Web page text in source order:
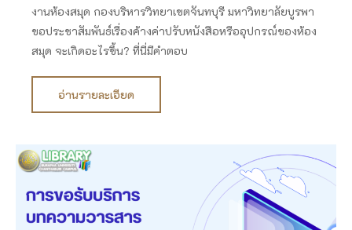
งานห้องสมุด กองบริหารวิทยาเขตจันทบุรี มหาวิทยาลัยบูรพา
ขอประชาสัมพันธ์เรื่องค้างค่าปรับหนังสือหรืออุปกรณ์ของห้อง
สมุด จะเกิดอะไรขึ้น? ที่นี่มีคำตอบ
อ่านรายละเอียด